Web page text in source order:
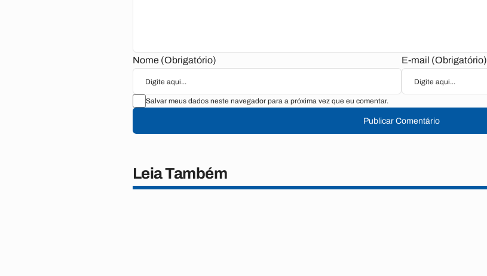
Nome (Obrigatório) E-mail (Obrigatório)
Salvar meus dados neste navegador para a próxima vez que eu comentar.
Publicar Comentário
Leia Também